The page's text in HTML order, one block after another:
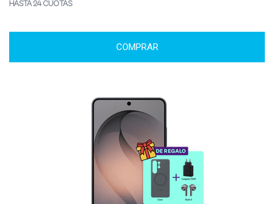
HASTA 24 CUOTAS
COMPRAR